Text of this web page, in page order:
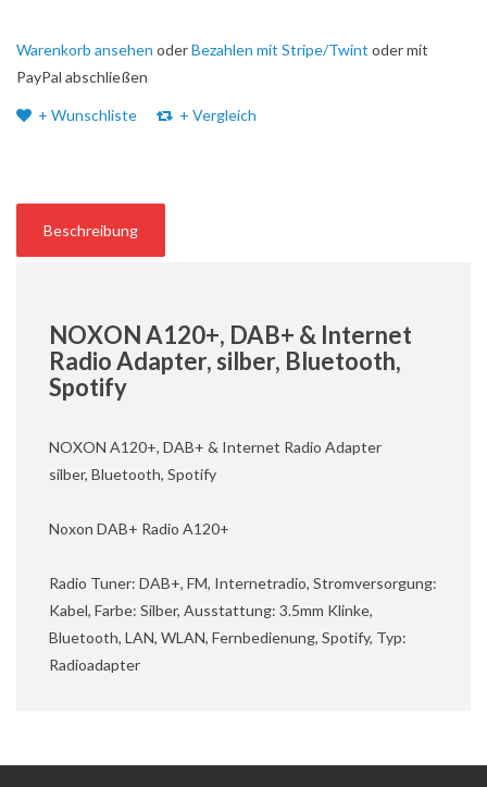
Warenkorb ansehen oderBezahlen mit Stripe/Twint oder mit
PayPal abschließen
+ Wunschliste + Vergleich
Beschreibung
NOXON A120+, DAB+ & Internet
Radio Adapter, silber, Bluetooth,
Spotify
NOXON A120+, DAB+ & Internet Radio Adapter
silber, Bluetooth, Spotify
Noxon DAB+ Radio A120+
Radio Tuner: DAB+, FM, Internetradio, Stromversorgung:
Kabel, Farbe: Silber, Ausstattung: 3.5mm Klinke,
Bluetooth, LAN, WLAN, Fernbedienung, Spotify, Typ:
Radioadapter